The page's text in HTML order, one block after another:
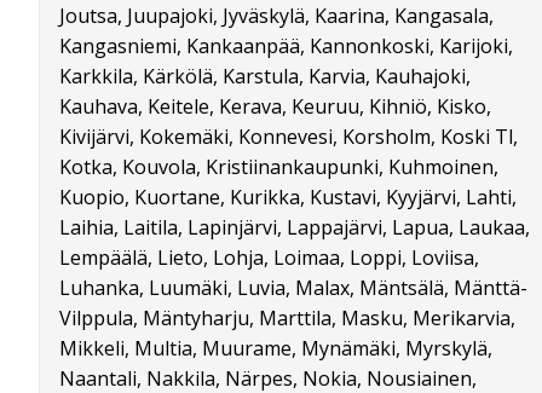
Joutsa, Juupajoki, Jyväskylä, Kaarina, Kangasala,
Kangasniemi, Kankaanpää, Kannonkoski, Karijoki,
Karkkila, Kärkölä, Karstula, Karvia, Kauhajoki,
Kauhava, Keitele, Kerava, Keuruu, Kihniö, Kisko,
Kivijärvi, Kokemäki, Konnevesi, Korsholm, Koski Tl,
Kotka, Kouvola, Kristiinankaupunki, Kuhmoinen,
Kuopio, Kuortane, Kurikka, Kustavi, Kyyjärvi, Lahti,
Laihia, Laitila, Lapinjärvi, Lappajärvi, Lapua, Laukaa,
Lempäälä, Lieto, Lohja, Loimaa, Loppi, Loviisa,
Luhanka, Luumäki, Luvia, Malax, Mäntsälä, Mänttä-
Vilppula, Mäntyharju, Marttila, Masku, Merikarvia,
Mikkeli, Multia, Muurame, Mynämäki, Myrskylä,
Naantali, Nakkila, Närpes, Nokia, Nousiainen,